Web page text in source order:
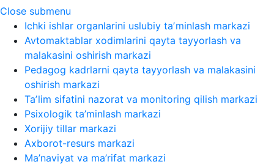
Close submenu
Ichki ishlar organlarini uslubiy taʼminlash markazi
Avtomaktablar xodimlarini qayta tayyorlash va
malakasini oshirish markazi
Pedagog kadrlarni qayta tayyorlash va malakasini
oshirish markazi
Taʼlim sifatini nazorat va monitoring qilish markazi
Psixologik ta’minlash markazi
Xorijiy tillar markazi
Axborot-resurs markazi
Ma’naviyat va ma’rifat markazi